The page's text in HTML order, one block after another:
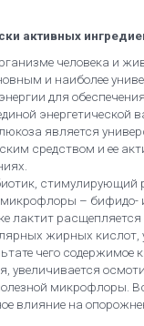
активных
человека и
и наиболее
для
энергетической
является
средством и ее
стимулирующий
– бифидо-
лактит
жирных кислот,
чего содержимое
увеличивается
микрофлоры.
влияние на